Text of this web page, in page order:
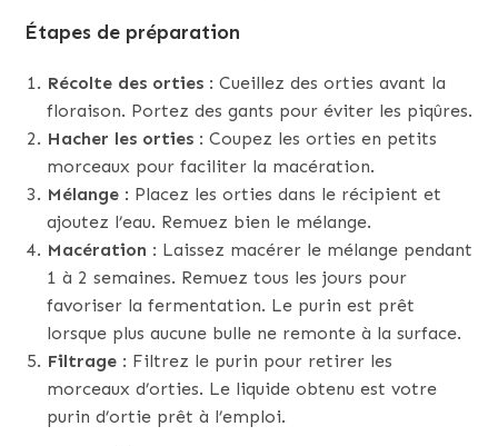
Étapes de préparation
Récolte des orties : Cueillez des orties avant la
floraison. Portez des gants pour éviter les piqûres.
Hacher les orties : Coupez les orties en petits
morceaux pour faciliter la macération.
Mélange : Placez les orties dans le récipient et
ajoutez l’eau. Remuez bien le mélange.
Macération : Laissez macérer le mélange pendant
1 à 2 semaines. Remuez tous les jours pour
favoriser la fermentation. Le purin est prêt
lorsque plus aucune bulle ne remonte à la surface.
Filtrage : Filtrez le purin pour retirer les
morceaux d’orties. Le liquide obtenu est votre
purin d’ortie prêt à l’emploi.